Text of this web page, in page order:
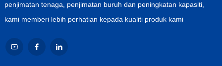
penjimatan tenaga, penjimatan buruh dan peningkatan kapasiti,
kami memberi lebih perhatian kepada kualiti produk kami